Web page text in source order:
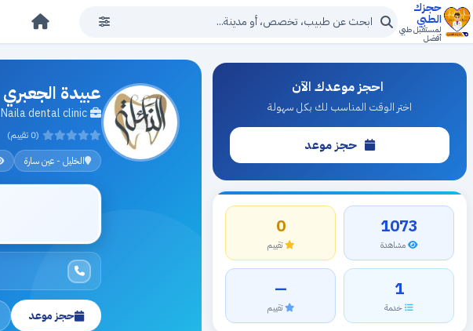
حجزك
الطبي
لمستقبل طبي
أفضل
احجز موعدك الآن
اختر الوقت المناسب لك بكل سهولة
حجز موعد
1073
مشاهدة
0
تقييم
1
خدمة
—
تقييم
عبيدة الجعبري
Naila dental clinic
(0 تقييم)
الخليل - عين سارة
حجز موعد